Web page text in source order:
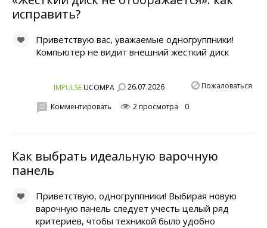
исправить?
Приветствую вас, уважаемые одногруппники!
Компьютер не видит внешний жесткий диск
IMPULSEUCOMPA 26.07.2026 Пожаловаться
Комментировать 2 просмотра 0
Как выбрать идеальную варочную
панель
Приветствую, одногруппники! Выбирая новую
варочную панель следует учесть целый ряд
критериев, чтобы техникой было удобно